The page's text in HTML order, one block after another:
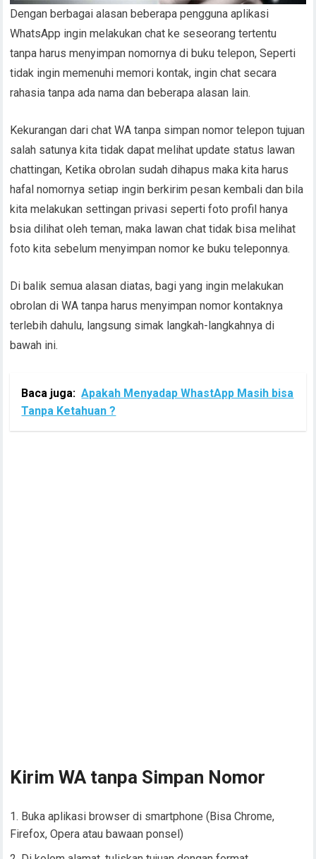
Dengan berbagai alasan beberapa pengguna aplikasi
WhatsApp ingin melakukan chat ke seseorang tertentu
tanpa harus menyimpan nomornya di buku telepon, Seperti
tidak ingin memenuhi memori kontak, ingin chat secara
rahasia tanpa ada nama dan beberapa alasan lain.
Kekurangan dari chat WA tanpa simpan nomor telepon tujuan
salah satunya kita tidak dapat melihat update status lawan
chattingan, Ketika obrolan sudah dihapus maka kita harus
hafal nomornya setiap ingin berkirim pesan kembali dan bila
kita melakukan settingan privasi seperti foto profil hanya
bsia dilihat oleh teman, maka lawan chat tidak bisa melihat
foto kita sebelum menyimpan nomor ke buku teleponnya.
Di balik semua alasan diatas, bagi yang ingin melakukan
obrolan di WA tanpa harus menyimpan nomor kontaknya
terlebih dahulu, langsung simak langkah-langkahnya di
bawah ini.
Baca juga: Apakah Menyadap WhastApp Masih bisa
Tanpa Ketahuan ?
Kirim WA tanpa Simpan Nomor
Buka aplikasi browser di smartphone (Bisa Chrome,
Firefox, Opera atau bawaan ponsel)